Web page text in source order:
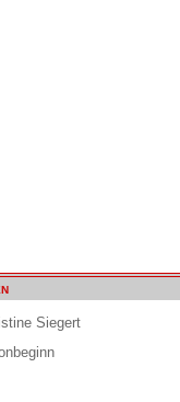
Siegert